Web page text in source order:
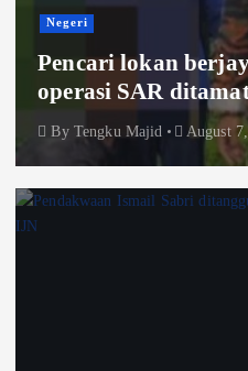
Negeri
Pencari lokan
operasi SAR
By Tengku Majid August